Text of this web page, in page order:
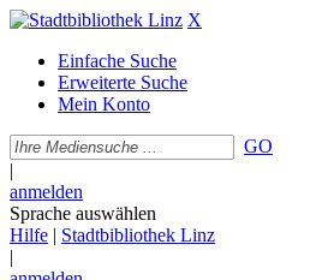
X
Einfache Suche
Erweiterte Suche
Mein Konto
GO
|
anmelden
Sprache auswählen
Hilfe | Stadtbibliothek Linz
|